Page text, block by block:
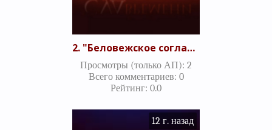
2. "Беловежское соглашение - катастрофа или меньшее из зол?" Часть 2 (20.07.2010)
Просмотры (только АП): 2
Всего комментариев: 0
Рейтинг: 0.0
12 г. назад